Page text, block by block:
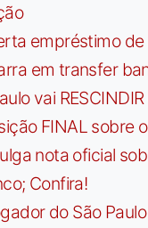
empréstimo
em transfer
vai
FINAL sobre
nota oficial
Confira!
do São